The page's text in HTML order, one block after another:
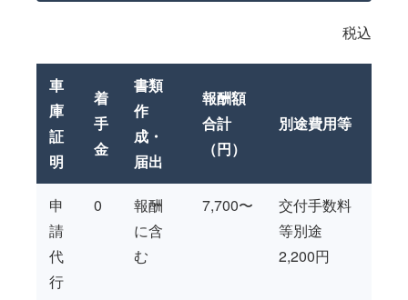
税込
車
庫
証
明
着
手
金
書類
作
成・
届出
報酬額
合計
（円）
別途費用等
申
請
代
行
0
報酬
に含
む
7,700〜
交付手数料
等別途
2,200円